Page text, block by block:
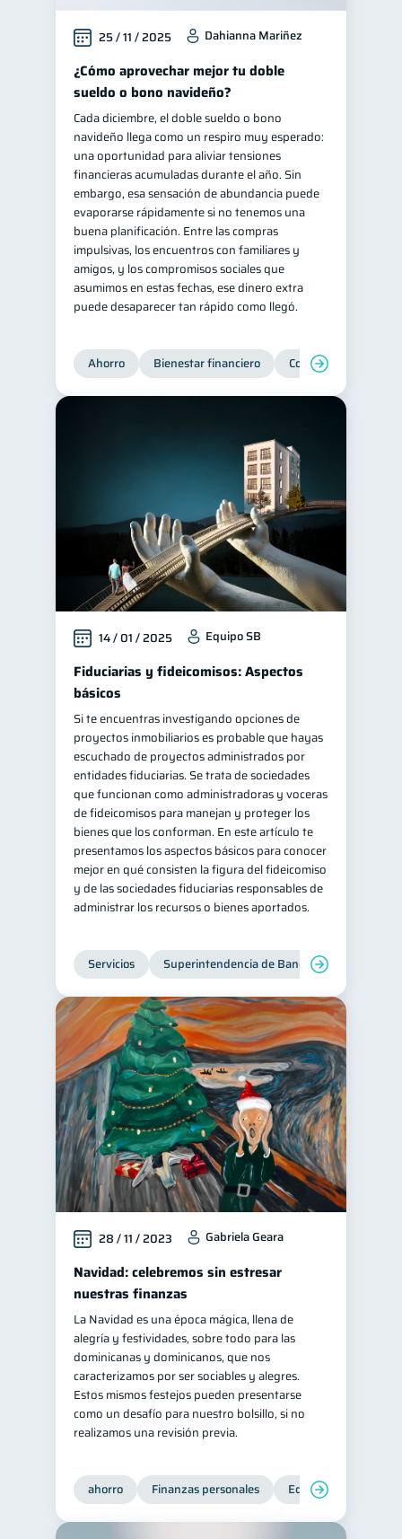
25 / 11 / 2025 Dahianna Mariñez
¿Cómo aprovechar mejor tu doble
sueldo o bono navideño?
Cada diciembre, el doble sueldo o bono
navideño llega como un respiro muy esperado:
una oportunidad para aliviar tensiones
financieras acumuladas durante el año. Sin
embargo, esa sensación de abundancia puede
evaporarse rápidamente si no tenemos una
buena planificación. Entre las compras
impulsivas, los encuentros con familiares y
amigos, y los compromisos sociales que
asumimos en estas fechas, ese dinero extra
puede desaparecer tan rápido como llegó.
Ahorro Bienestar financiero Consejos
14 / 01 / 2025 Equipo SB
Fiduciarias y fideicomisos: Aspectos
básicos
Si te encuentras investigando opciones de
proyectos inmobiliarios es probable que hayas
escuchado de proyectos administrados por
entidades fiduciarias. Se trata de sociedades
que funcionan como administradoras y voceras
de fideicomisos para manejan y proteger los
bienes que los conforman. En este artículo te
presentamos los aspectos básicos para conocer
mejor en qué consisten la figura del fideicomiso
y de las sociedades fiduciarias responsables de
administrar los recursos o bienes aportados.
Servicios Superintendencia de Bancos
28 / 11 / 2023 Gabriela Geara
Navidad: celebremos sin estresar
nuestras finanzas
La Navidad es una época mágica, llena de
alegría y festividades, sobre todo para las
dominicanas y dominicanos, que nos
caracterizamos por ser sociables y alegres.
Estos mismos festejos pueden presentarse
como un desafío para nuestro bolsillo, si no
realizamos una revisión previa.
ahorro Finanzas personales Educación financiera